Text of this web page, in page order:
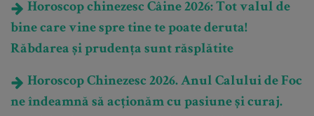
Horoscop chinezesc Câine 2026: Tot valul de
bine care vine spre tine te poate deruta!
Răbdarea și prudența sunt răsplătite
Horoscop Chinezesc 2026. Anul Calului de Foc
ne îndeamnă să acționăm cu pasiune și curaj.